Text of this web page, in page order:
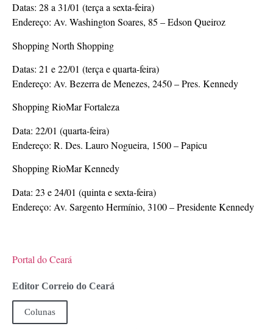
Datas: 28 a 31/01 (terça a sexta-feira)
Endereço: Av. Washington Soares, 85 – Edson Queiroz
Shopping North Shopping
Datas: 21 e 22/01 (terça e quarta-feira)
Endereço: Av. Bezerra de Menezes, 2450 – Pres. Kennedy
Shopping RioMar Fortaleza
Data: 22/01 (quarta-feira)
Endereço: R. Des. Lauro Nogueira, 1500 – Papicu
Shopping RioMar Kennedy
Data: 23 e 24/01 (quinta e sexta-feira)
Endereço: Av. Sargento Hermínio, 3100 – Presidente Kennedy
Portal do Ceará
Editor Correio do Ceará
Colunas